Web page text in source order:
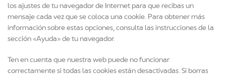
los ajustes de tu navegador de Internet para que recibas un
mensaje cada vez que se coloca una cookie. Para obtener más
información sobre estas opciones, consulta las instrucciones de la
sección «Ayuda» de tu navegador.
Ten en cuenta que nuestra web puede no funcionar
correctamente si todas las cookies están desactivadas. Si borras